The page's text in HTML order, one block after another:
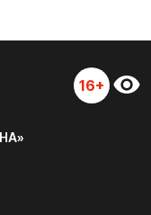
16+